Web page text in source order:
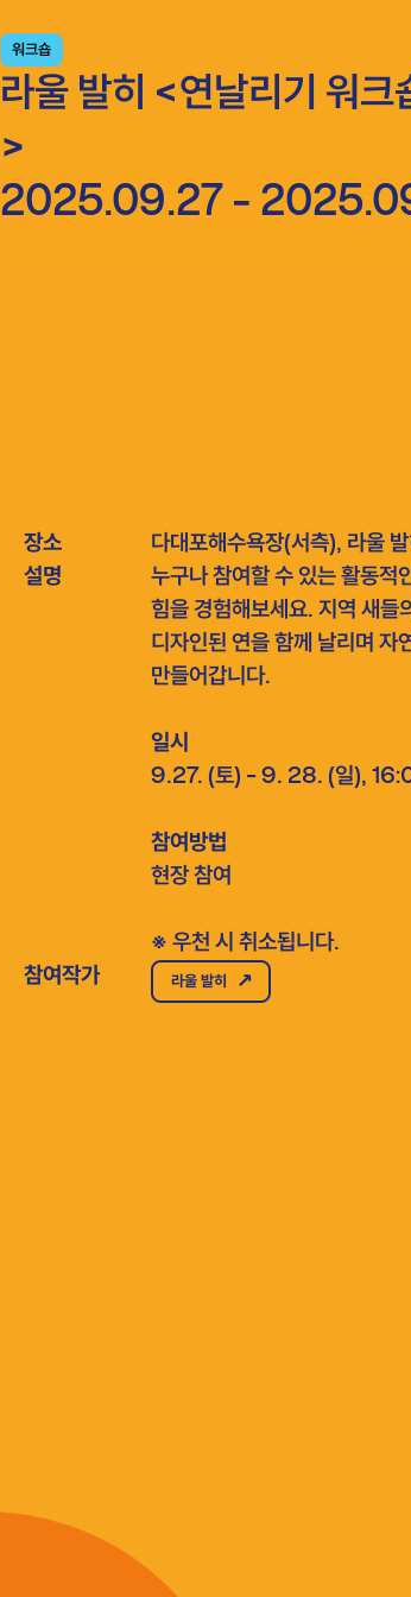
워크숍​​​​‌ ‍ ​‍​‍‌‍ ‌ ​‍‌‍‍‌‌‍‌ ‌‍‍‌‌‍ ‍​‍​‍​ ‍‍​‍​‍‌ ​ ‌‍​‌‌‍ ‍‌‍‍‌‌ ‌​‌ ‍‌​‍ ‍‌‍‍‌‌‍ ​‍​‍​‍ ​​‍​‍‌‍‍​‌ ​‍‌‍‌‌‌‍‌‍​‍​‍​ ‍‍​‍​‍‌‍‍​‌ ‌​‌ ‌​‌ ​​‌ ​ ​ ‍‍​‍ ​‍ ‌ ​ ‌‍​‌‌‍‌‍​ ​‍​ ​​​ ​‍​ ‌‌​‍ ‍‌ ​ ‌‍​‌‌‍ ‍‌‍‍‌‌ ‌​‌ ‍‌​‍ ‍‌ ​ ‌ ‌​‌ ‌‌‌‍‌​‌‍‍‌‌‍ ​‍ ‌‍‍‌‌‍ ‍‌ ‌​‌‍‌‌‌‍ ‍‌ ‌​​‍ ‌‍‌‌‌‍‌​‌‍‍‌‌ ‌​​‍ ‌‍ ‌‌‍ ‌‍‌​‌‍‌‌​ ‌‌ ​​‌ ​‍‌‍‌‌‌ ​ ‌‍‌‌‌‍ ‍‌ ‌​‌‍​‌‌ ‌​‌‍‍‌‌‍ ‌‍ ‍​ ‍ ‌‍‍‌‌‍‌​​ ‌​ ​‍​ ​ ​ ​‍​ ​‌‌‍‌‌​ ‌‌‌‍‌​​ ​‍​‍ ‌​ ‍​​ ‍‌‌‍‌​‌‍‌‌​‍ ‌​ ‌​‌‍‌​​ ‌‍‌‍​ ​‍ ‌​ ‍‌​ ‍​​ ​‌​ ​​​‍ ‌‌‍​‌‌‍​ ‌‍‌‍‌‍‌‌​ ‌‌​ ‌‌​ ‍​​ ‍‌‌‍‌‍‌‍​‌‌‍‌‍‌‍‌‍​ ‍ ‌ ‌​‌ ‍‌‌ ​​‌‍‌‌​ ‌‌ ​​‌ ​‍‌‍ ‌‍‌ ‌ ​‍‌‍​‌‌‍ ‌‌‌‌​‌‍​‌‌‍‌ ​ ‍ ‌ ​​‌‍​‌‌ ‌​‌‍‍​​ ‌‌‍ ‍‌‍​‌‌‍ ‌‌‍‌‌​ ‌‍​‍‌‍​‌‌ ​ ‌‍‌‌‌‌‌‌‌ ​‍‌‍ ​​ ‌‌‍‍​‌ ‌​‌ ‌​‌ ​​‌ ​ ​‍‌‌​ ​ ‌​​‌​‍‌‌​ ​‍‌​‌‍​‍‌‌​ ​‍‌​‌‍‌ ​ ‌‍​‌‌‍‌‍​ ​‍​ ​​​ ​‍​ ‌‌​‍ ‍‌ ​ ‌‍​‌‌‍ ‍‌‍‍‌‌ ‌​‌ ‍‌​‍ ‍‌ ​ ‌ ‌​‌ ‌‌‌‍‌​‌‍‍‌‌‍ ​‍‌‍‌‍‍‌‌‍‌​​ ‌​ ​‍​ ​ ​ ​‍​ ​‌‌‍‌‌​ ‌‌‌‍‌​​ ​‍​‍ ‌​ ‍​​ ‍‌‌‍‌​‌‍‌‌​‍ ‌​ ‌​‌‍‌​​ ‌‍‌‍​ ​‍ ‌​ ‍‌​ ‍​​ ​‌​ ​​​‍ ‌‌‍​‌‌‍​ ‌‍‌‍‌‍‌‌​ ‌‌​ ‌‌​ ‍​​ ‍‌‌‍‌‍‌‍​‌‌‍‌‍‌‍‌‍​‍‌‍‌ ‌​‌ ‍‌‌ ​​‌‍‌‌​ ‌‌ ​​‌ ​‍‌‍ ‌‍‌ ‌ ​‍‌‍​‌‌‍ ‌‌‌‌​‌‍​‌‌‍‌ ​‍‌‍‌ ​​‌‍​‌‌ ‌​‌‍‍​​ ‌‌‍ ‍‌‍​‌‌‍ ‌‌‍‌‌​‍‌‍‌ ​​‌‍‌‌‌ ​‍‌ ​ ‌ ​​‌‍‌‌‌‍​ ‌ ‌​‌‍‍‌‌ ‌‍‌‍‌‌​ ‌‌ ​​‌ ‌‌‌‍​‍‌‍ ​‌‍‍‌‌ ​ ‌‍‍​‌‍‌‌‌‍‌​​‍​‍‌ ‌
라울 발히 <연날리기 워크
>​​​​‌ ‍ ​‍​‍‌‍ ‌ ​‍‌‍‍‌‌‍‌ ‌‍‍‌‌‍ ‍​‍​‍​ ‍‍​‍​‍‌ ​ ‌‍​‌‌‍ ‍‌‍‍‌‌ ‌​‌ ‍‌​‍ ‍‌‍‍‌‌‍ ​‍​‍​‍ ​​‍​‍‌‍‍​‌ ​‍‌‍‌‌‌‍‌‍​‍​‍​ ‍‍​‍​‍‌‍‍​‌ ‌​‌ ‌​‌ ​​‌ ​ ​ ‍‍​‍ ​‍ ‌ ​ ‌‍​‌‌‍‌‍​ ​‍​ ​​​ ​‍​ ‌‌​‍ ‍‌ ​ ‌‍​‌‌‍ ‍‌‍‍‌‌ ‌​‌ ‍‌​‍ ‍‌ ​ ‌ ‌​‌ ‌‌‌‍‌​‌‍‍‌‌‍ ​‍ ‌‍‍‌‌‍ ‍‌ ‌​‌‍‌‌‌‍ ‍‌ ‌​​‍ ‌‍‌‌‌‍‌​‌‍‍‌‌ ‌​​‍ ‌‍ ‌‌‍ ‌‍‌​‌‍‌‌​ ‌‌ ​​‌ ​‍‌‍‌‌‌ ​ ‌‍‌‌‌‍ ‍‌ ‌​‌‍​‌‌ ‌​‌‍‍‌‌‍ ‌‍ ‍​ ‍ ‌‍‍‌‌‍‌​​ ‌​ ‌‌​ ‍​‌‍‌‍‌‍​ ​ ​​‌‍‌​​ ​ ​ ​​​‍ ‌‌‍‌​‌‍‌‍‌‍‌‌​ ​ ​‍ ‌​ ‌​​ ‍‌​ ‍​‌‍​‍​‍ ‌​ ‍‌​ ​​​ ‍‌‌‍​ ​‍ ‌​ ​‍‌‍‌​​ ​‍‌‍​‍​ ​ ‌‍‌‍​ ​​​ ‌​​ ​ ​ ​​​ ​​​ ‍​​ ‍ ‌ ‌​‌ ‍‌‌ ​​‌‍‌‌​ ‌‌ ​​‌ ​‍‌‍ ‌‍‌ ‌ ​‍‌‍​‌‌‍ ‌​ ‍ ‌ ​​‌‍​‌‌ ‌​‌‍‍​​ ‌‌‍ ‍‌‍​‌‌‍ ‌‌‍‌‌​ ‌‍​‍‌‍​‌‌ ​ ‌‍‌‌‌‌‌‌‌ ​‍‌‍ ​​ ‌‌‍‍​‌ ‌​‌ ‌​‌ ​​‌ ​ ​‍‌‌​ ​ ‌​​‌​‍‌‌​ ​‍‌​‌‍​‍‌‌​ ​‍‌​‌‍‌ ​ ‌‍​‌‌‍‌‍​ ​‍​ ​​​ ​‍​ ‌‌​‍ ‍‌ ​ ‌‍​‌‌‍ ‍‌‍‍‌‌ ‌​‌ ‍‌​‍ ‍‌ ​ ‌ ‌​‌ ‌‌‌‍‌​‌‍‍‌‌‍ ​‍‌‍‌‍‍‌‌‍‌​​ ‌​ ‌‌​ ‍​‌‍‌‍‌‍​ ​ ​​‌‍‌​​ ​ ​ ​​​‍ ‌‌‍‌​‌‍‌‍‌‍‌‌​ ​ ​‍ ‌​ ‌​​ ‍‌​ ‍​‌‍​‍​‍ ‌​ ‍‌​ ​​​ ‍‌‌‍​ ​‍ ‌​ ​‍‌‍‌​​ ​‍‌‍​‍​ ​ ‌‍‌‍​ ​​​ ‌​​ ​ ​ ​​​ ​​​ ‍​​‍‌‍‌ ‌​‌ ‍‌‌ ​​‌‍‌‌​ ‌‌ ​​‌ ​‍‌‍ ‌‍‌ ‌ ​‍‌‍​‌‌‍ ‌​‍‌‍‌ ​​‌‍​‌‌ ‌​‌‍‍​​ ‌‌‍ ‍‌‍​‌‌‍ ‌‌‍‌‌​‍‌‍‌ ​​‌‍‌‌‌ ​‍‌ ​ ‌ ​​‌‍‌‌‌‍​ ‌ ‌​‌‍‍‌‌ ‌‍‌‍‌‌​ ‌‌ ​​‌ ‌‌‌‍​‍‌‍ ​‌‍‍‌‌ ​ ‌‍‍​‌‍‌‌‌‍‌​​‍​‍‌ ‌
2025.09.27 -
장소
다대포해수욕장(서측), 라울 발히 <바람은 누구의 것인가?> 앞​​​​‌
설명
누구나 참여할 수 있는 활동적
힘을 경험해보세요. 지역 새들
디자인된 연을 함께 날리며 자
만들어갑니다.​​​​‌ ‍ ​‍​‍‌‍ ‌ ​‍‌‍‍‌‌‍‌ ‌‍‍‌‌‍ ‍​‍​‍​ ‍‍​‍​‍‌ ​ ‌‍​‌‌‍ ‍‌‍‍‌‌ ‌​‌ ‍‌​‍ ‍‌‍‍‌‌‍ ​‍​‍​‍ ​​‍​‍‌‍‍​‌ ​‍‌‍‌‌‌‍‌‍​‍​‍​ ‍‍​‍​‍‌‍‍​‌ ‌​‌ ‌​‌ ​​‌ ​ ​ ‍‍​‍ ​‍ ‌ ​ ‌‍​‌‌‍‌‍​ ​‍​ ​​​ ​‍​ ‌‌​‍ ‍‌ ​ ‌‍​‌‌‍ ‍‌‍‍‌‌ ‌​‌ ‍‌​‍ ‍‌ ​ ‌ ‌​‌ ‌‌‌‍‌​‌‍‍‌‌‍ ​‍ ‌‍‍‌‌‍ ‍‌ ‌​‌‍‌‌‌‍ ‍‌ ‌​​‍ ‌‍‌‌‌‍‌​‌‍‍‌‌ ‌​​‍ ‌‍ ‌‌‍ ‌‍‌​‌‍‌‌​ ‌‌ ​​‌ ​‍‌‍‌‌‌ ​ ‌‍‌‌‌‍ ‍‌ ‌​‌‍​‌‌ ‌​‌‍‍‌‌‍ ‌‍ ‍​ ‍ ‌‍‍‌‌‍‌​​ ‌​ ‌‌​ ‍​‌‍‌‍‌‍​ ​ ​​‌‍‌​​ ​ ​ ​​​‍ ‌‌‍‌​‌‍‌‍‌‍‌‌​ ​ ​‍ ‌​ ‌​​ ‍‌​ ‍​‌‍​‍​‍ ‌​ ‍‌​ ​​​ ‍‌‌‍​ ​‍ ‌​ ​‍‌‍‌​​ ​‍‌‍​‍​ ​ ‌‍‌‍​ ​​​ ‌​​ ​ ​ ​​​ ​​​ ‍​​ ‍ ‌ ‌​‌ ‍‌‌ ​​‌‍‌‌​ ‌‌ ​​‌ ​‍‌‍ ‌‍‌ ‌ ​‍‌‍​‌‌‍ ‌​ ‍ ‌ ​​‌‍​‌‌ ‌​‌‍‍​​ ‌‌‍‌​‌‍‌‌‌ ​ ‌‍​ ‌ ​‍‌‍‍‌‌ ​​‌ ‌​‌‍‍‌‌‍ ‌‍ ‍​‍‌‌​ ‌‌‌​​‍‌‌ ‌‍‍ ‌‍‌‌‌ ‍‌​‍‌‌​ ​ ‌​‌​​‍‌‌​ ​ ‌​‌​​‍‌‌​ ​‍​ ​‍‌‍‌‍‌‍‌‍​ ​‍‌‍‌​​ ‌ ​ ​​​ ‍​​ ‌​​ ‌ ​ ‌​​ ‌ ‌‍‌‌​‍‌‌​ ​‍​ ​‍​‍‌‌​ ‌‌‌​‌​​‍ ‍‌‍​ ‌‍‍​‌‍‍‌‌‍ ​‌‍‌​‌ ​‍‌‍‌‌‌‍ ‍​‍‌‌​ ‌‌‌​​‍‌‌ ‌‍‍ ‌‍‌‌‌ ‍‌​‍‌‌​ ​ ‌​‌​​‍‌‌​ ​ ‌​‌​​‍‌‌​ ​‍​ ​‍​ ‍‌‌‍‌‍​ ‌ ‌‍‌​‌‍‌‍​ ​‌​ ​‌​ ‌​​ ‌‍‌‍​‌‌‍​‌​ ‌ ​‍‌‌​ ​‍​ ​‍​‍‌‌​ ‌‌‌​‌​​‍ ‍‌ ‌​‌‍‌‌‌ ‍​‌ ‌​​ ‌‍​‍‌‍​‌‌ ​ ‌‍‌‌‌‌‌‌‌ ​‍‌‍ ​​ ‌‌‍‍​‌ ‌​‌ ‌​‌ ​​‌ ​ ​‍‌‌​ ​ ‌​​‌​‍‌‌​ ​‍‌​‌‍​‍‌‌​ ​‍‌​‌‍‌ ​ ‌‍​‌‌‍‌‍​ ​‍​ ​​​ ​‍​ ‌‌​‍ ‍‌ ​ ‌‍​‌‌‍ ‍‌‍‍‌‌ ‌​‌ ‍‌​‍ ‍‌ ​ ‌ ‌​‌ ‌‌‌‍‌​‌‍‍‌‌‍ ​‍‌‍‌‍‍‌‌‍‌​​ ‌​ ‌‌​ ‍​‌‍‌‍‌‍​ ​ ​​‌‍‌​​ ​ ​ ​​​‍ ‌‌‍‌​‌‍‌‍‌‍‌‌​ ​ ​‍ ‌​ ‌​​ ‍‌​ ‍​‌‍​‍​‍ ‌​ ‍‌​ ​​​ ‍‌‌‍​ ​‍ ‌​ ​‍‌‍‌​​ ​‍‌‍​‍​ ​ ‌‍‌‍​ ​​​ ‌​​ ​ ​ ​​​ ​​​ ‍​​‍‌‍‌ ‌​‌ ‍‌‌ ​​‌‍‌‌​ ‌‌ ​​‌ ​‍‌‍ ‌‍‌ ‌ ​‍‌‍​‌‌‍ ‌​‍‌‍‌ ​​‌‍​‌‌ ‌​‌‍‍​​ ‌‌‍‌​‌‍‌‌‌ ​ ‌‍​ ‌ ​‍‌‍‍‌‌ ​​‌ ‌​‌‍‍‌‌‍ ‌‍ ‍​‍‌‌​ ‌‌‌​​‍‌‌ ‌‍‍ ‌‍‌‌‌ ‍‌​‍‌‌​ ​ ‌​‌​​‍‌‌​ ​ ‌​‌​​‍‌‌​ ​‍​ ​‍‌‍‌‍‌‍‌‍​ ​‍‌‍‌​​ ‌ ​ ​​​ ‍​​ ‌​​ ‌ ​ ‌​​ ‌ ‌‍‌‌​‍‌‌​ ​‍​ ​‍​‍‌‌​ ‌‌‌​‌​​‍ ‍‌‍​ ‌‍‍​‌‍‍‌‌‍ ​‌‍‌​‌ ​‍‌‍‌‌‌‍ ‍​‍‌‌​ ‌‌‌​​‍‌‌ ‌‍‍ ‌‍‌‌‌ ‍‌​‍‌‌​ ​ ‌​‌​​‍‌‌​ ​ ‌​‌​​‍‌‌​ ​‍​ ​‍​ ‍‌‌‍‌‍​ ‌ ‌‍‌​‌‍‌‍​ ​‌​ ​‌​ ‌​​ ‌‍‌‍​‌‌‍​‌​ ‌ ​‍‌‌​ ​‍​ ​‍​‍‌‌​ ‌‌‌​‌​​‍ ‍‌ ‌​‌‍‌‌‌ ‍​‌ ‌​​‍‌‍‌ ​​‌‍‌‌‌ ​‍‌ ​ ‌ ​​‌‍‌‌‌‍​ ‌ ‌​‌‍‍‌‌ ‌‍‌‍‌‌​ ‌‌ ​​‌ ‌‌‌‍​‍‌‍ ​‌‍‍‌‌ ​ ‌‍‍​‌‍‌‌‌‍‌​​‍​‍‌ ‌
일시​​​​‌ ‍ ​‍​‍‌‍ ‌ ​‍‌‍‍‌‌‍‌ ‌‍‍‌‌‍ ‍​‍​‍​ ‍‍​‍​‍‌ ​ ‌‍​‌‌‍ ‍‌‍‍‌‌ ‌​‌ ‍‌​‍ ‍‌‍‍‌‌‍ ​‍​‍​‍ ​​‍​‍‌‍‍​‌ ​‍‌‍‌‌‌‍‌‍​‍​‍​ ‍‍​‍​‍‌‍‍​‌ ‌​‌ ‌​‌ ​​‌ ​ ​ ‍‍​‍ ​‍ ‌ ​ ‌‍​‌‌‍‌‍​ ​‍​ ​​​ ​‍​ ‌‌​‍ ‍‌ ​ ‌‍​‌‌‍ ‍‌‍‍‌‌ ‌​‌ ‍‌​‍ ‍‌ ​ ‌ ‌​‌ ‌‌‌‍‌​‌‍‍‌‌‍ ​‍ ‌‍‍‌‌‍ ‍‌ ‌​‌‍‌‌‌‍ ‍‌ ‌​​‍ ‌‍‌‌‌‍‌​‌‍‍‌‌ ‌​​‍ ‌‍ ‌‌‍ ‌‍‌​‌‍‌‌​ ‌‌ ​​‌ ​‍‌‍‌‌‌ ​ ‌‍‌‌‌‍ ‍‌ ‌​‌‍​‌‌ ‌​‌‍‍‌‌‍ ‌‍ ‍​ ‍ ‌‍‍‌‌‍‌​​ ‌​ ‌‌​ ‍​‌‍‌‍‌‍​ ​ ​​‌‍‌​​ ​ ​ ​​​‍ ‌‌‍‌​‌‍‌‍‌‍‌‌​ ​ ​‍ ‌​ ‌​​ ‍‌​ ‍​‌‍​‍​‍ ‌​ ‍‌​ ​​​ ‍‌‌‍​ ​‍ ‌​ ​‍‌‍‌​​ ​‍‌‍​‍​ ​ ‌‍‌‍​ ​​​ ‌​​ ​ ​ ​​​ ​​​ ‍​​ ‍ ‌ ‌​‌ ‍‌‌ ​​‌‍‌‌​ ‌‌ ​​‌ ​‍‌‍ ‌‍‌ ‌ ​‍‌‍​‌‌‍ ‌​ ‍ ‌ ​​‌‍​‌‌ ‌​‌‍‍​​ ‌‌‍‌​‌‍‌‌‌ ​ ‌‍​ ‌ ​‍‌‍‍‌‌ ​​‌ ‌​‌‍‍‌‌‍ ‌‍ ‍​‍‌‌​ ‌‌‌​​‍‌‌ ‌‍‍ ‌‍‌‌‌ ‍‌​‍‌‌​ ​ ‌​‌​​‍‌‌​ ​ ‌​‌​​‍‌‌​ ​‍​ ​‍​ ‍​​ ​‍​ ​​​ ‌‌​ ‌​​ ‍​​ ​ ‌‍​ ‌‍‌​‌‍​ ​ ​​​ ‍‌​‍‌‌​ ​‍​ ​‍​‍‌‌​ ‌‌‌​‌​​‍ ‍‌‍​ ‌‍‍​‌‍‍‌‌‍ ​‌‍‌​‌ ​‍‌‍‌‌‌‍ ‍​‍‌‌​ ‌‌‌​​‍‌‌ ‌‍‍ ‌‍‌‌‌ ‍‌​‍‌‌​ ​ ‌​‌​​‍‌‌​ ​ ‌​‌​​‍‌‌​ ​‍​ ​‍​ ‌ ​ ‍‌​ ‍‌‌‍​‍‌‍​ ‌‍‌​​ ‌‍​ ​ ​ ​‍​ ‌‌‌‍​‍‌‍‌‍​‍‌‌​ ​‍​ ​‍​‍‌‌​ ‌‌‌​‌​​‍ ‍‌ ‌​‌‍‌‌‌ ‍​‌ ‌​​ ‌‍​‍‌‍​‌‌ ​ ‌‍‌‌‌‌‌‌‌ ​‍‌‍ ​​ ‌‌‍‍​‌ ‌​‌ ‌​‌ ​​‌ ​ ​‍‌‌​ ​ ‌​​‌​‍‌‌​ ​‍‌​‌‍​‍‌‌​ ​‍‌​‌‍‌ ​ ‌‍​‌‌‍‌‍​ ​‍​ ​​​ ​‍​ ‌‌​‍ ‍‌ ​ ‌‍​‌‌‍ ‍‌‍‍‌‌ ‌​‌ ‍‌​‍ ‍‌ ​ ‌ ‌​‌ ‌‌‌‍‌​‌‍‍‌‌‍ ​‍‌‍‌‍‍‌‌‍‌​​ ‌​ ‌‌​ ‍​‌‍‌‍‌‍​ ​ ​​‌‍‌​​ ​ ​ ​​​‍ ‌‌‍‌​‌‍‌‍‌‍‌‌​ ​ ​‍ ‌​ ‌​​ ‍‌​ ‍​‌‍​‍​‍ ‌​ ‍‌​ ​​​ ‍‌‌‍​ ​‍ ‌​ ​‍‌‍‌​​ ​‍‌‍​‍​ ​ ‌‍‌‍​ ​​​ ‌​​ ​ ​ ​​​ ​​​ ‍​​‍‌‍‌ ‌​‌ ‍‌‌ ​​‌‍‌‌​ ‌‌ ​​‌ ​‍‌‍ ‌‍‌ ‌ ​‍‌‍​‌‌‍ ‌​‍‌‍‌ ​​‌‍​‌‌ ‌​‌‍‍​​ ‌‌‍‌​‌‍‌‌‌ ​ ‌‍​ ‌ ​‍‌‍‍‌‌ ​​‌ ‌​‌‍‍‌‌‍ ‌‍ ‍​‍‌‌​ ‌‌‌​​‍‌‌ ‌‍‍ ‌‍‌‌‌ ‍‌​‍‌‌​ ​ ‌​‌​​‍‌‌​ ​ ‌​‌​​‍‌‌​ ​‍​ ​‍​ ‍​​ ​‍​ ​​​ ‌‌​ ‌​​ ‍​​ ​ ‌‍​ ‌‍‌​‌‍​ ​ ​​​ ‍‌​‍‌‌​ ​‍​ ​‍​‍‌‌​ ‌‌‌​‌​​‍ ‍‌‍​ ‌‍‍​‌‍‍‌‌‍ ​‌‍‌​‌ ​‍‌‍‌‌‌‍ ‍​‍‌‌​ ‌‌‌​​‍‌‌ ‌‍‍ ‌‍‌‌‌ ‍‌​‍‌‌​ ​ ‌​‌​​‍‌‌​ ​ ‌​‌​​‍‌‌​ ​‍​ ​‍​ ‌ ​ ‍‌​ ‍‌‌‍​‍‌‍​ ‌‍‌​​ ‌‍​ ​ ​ ​‍​ ‌‌‌‍​‍‌‍‌‍​‍‌‌​ ​‍​ ​‍​‍‌‌​ ‌‌‌​‌​​‍ ‍‌ ‌​‌‍‌‌‌ ‍​‌ ‌​​‍‌‍‌ ​​‌‍‌‌‌ ​‍‌ ​ ‌ ​​‌‍‌‌‌‍​ ‌ ‌​‌‍‍‌‌ ‌‍‌‍‌‌​ ‌‌ ​​‌ ‌‌‌‍​‍‌‍ ​‌‍‍‌‌ ​ ‌‍‍​‌‍‌‌‌‍‌​​‍​‍‌ ‌
9.27. (토) - 9. 28. (일), 16:00 – 18:00​​​​‌
참여방법​​​​‌ ‍ ​‍​‍‌‍ ‌ ​‍‌‍‍‌‌‍‌ ‌‍‍‌‌‍ ‍​‍​‍​ ‍‍​‍​‍‌ ​ ‌‍​‌‌‍ ‍‌‍‍‌‌ ‌​‌ ‍‌​‍ ‍‌‍‍‌‌‍ ​‍​‍​‍ ​​‍​‍‌‍‍​‌ ​‍‌‍‌‌‌‍‌‍​‍​‍​ ‍‍​‍​‍‌‍‍​‌ ‌​‌ ‌​‌ ​​‌ ​ ​ ‍‍​‍ ​‍ ‌ ​ ‌‍​‌‌‍‌‍​ ​‍​ ​​​ ​‍​ ‌‌​‍ ‍‌ ​ ‌‍​‌‌‍ ‍‌‍‍‌‌ ‌​‌ ‍‌​‍ ‍‌ ​ ‌ ‌​‌ ‌‌‌‍‌​‌‍‍‌‌‍ ​‍ ‌‍‍‌‌‍ ‍‌ ‌​‌‍‌‌‌‍ ‍‌ ‌​​‍ ‌‍‌‌‌‍‌​‌‍‍‌‌ ‌​​‍ ‌‍ ‌‌‍ ‌‍‌​‌‍‌‌​ ‌‌ ​​‌ ​‍‌‍‌‌‌ ​ ‌‍‌‌‌‍ ‍‌ ‌​‌‍​‌‌ ‌​‌‍‍‌‌‍ ‌‍ ‍​ ‍ ‌‍‍‌‌‍‌​​ ‌​ ‌‌​ ‍​‌‍‌‍‌‍​ ​ ​​‌‍‌​​ ​ ​ ​​​‍ ‌‌‍‌​‌‍‌‍‌‍‌‌​ ​ ​‍ ‌​ ‌​​ ‍‌​ ‍​‌‍​‍​‍ ‌​ ‍‌​ ​​​ ‍‌‌‍​ ​‍ ‌​ ​‍‌‍‌​​ ​‍‌‍​‍​ ​ ‌‍‌‍​ ​​​ ‌​​ ​ ​ ​​​ ​​​ ‍​​ ‍ ‌ ‌​‌ ‍‌‌ ​​‌‍‌‌​ ‌‌ ​​‌ ​‍‌‍ ‌‍‌ ‌ ​‍‌‍​‌‌‍ ‌​ ‍ ‌ ​​‌‍​‌‌ ‌​‌‍‍​​ ‌‌‍‌​‌‍‌‌‌ ​ ‌‍​ ‌ ​‍‌‍‍‌‌ ​​‌ ‌​‌‍‍‌‌‍ ‌‍ ‍​‍‌‌​ ‌‌‌​​‍‌‌ ‌‍‍ ‌‍‌‌‌ ‍‌​‍‌‌​ ​ ‌​‌​​‍‌‌​ ​ ‌​‌​​‍‌‌​ ​‍​ ​‍​ ‍​‌‍​‍​ ‍‌‌‍‌‌​ ‌‍‌‍‌‌‌‍‌​​ ‍‌​ ‌​‌‍‌‌​ ​ ​ ​‍​‍‌‌​ ​‍​ ​‍​‍‌‌​ ‌‌‌​‌​​‍ ‍‌‍​ ‌‍‍​‌‍‍‌‌‍ ​‌‍‌​‌ ​‍‌‍‌‌‌‍ ‍​‍‌‌​ ‌‌‌​​‍‌‌ ‌‍‍ ‌‍‌‌‌ ‍‌​‍‌‌​ ​ ‌​‌​​‍‌‌​ ​ ‌​‌​​‍‌‌​ ​‍​ ​‍​ ‌‍‌‍‌​​ ​‍​ ‌‍​ ‌ ​ ‌​​ ‌‍‌‍‌​‌‍​‌​ ‍‌​ ‍‌‌‍​‍​‍‌‌​ ​‍​ ​‍​‍‌‌​ ‌‌‌​‌​​‍ ‍‌ ‌​‌‍‌‌‌ ‍​‌ ‌​​ ‌‍​‍‌‍​‌‌ ​ ‌‍‌‌‌‌‌‌‌ ​‍‌‍ ​​ ‌‌‍‍​‌ ‌​‌ ‌​‌ ​​‌ ​ ​‍‌‌​ ​ ‌​​‌​‍‌‌​ ​‍‌​‌‍​‍‌‌​ ​‍‌​‌‍‌ ​ ‌‍​‌‌‍‌‍​ ​‍​ ​​​ ​‍​ ‌‌​‍ ‍‌ ​ ‌‍​‌‌‍ ‍‌‍‍‌‌ ‌​‌ ‍‌​‍ ‍‌ ​ ‌ ‌​‌ ‌‌‌‍‌​‌‍‍‌‌‍ ​‍‌‍‌‍‍‌‌‍‌​​ ‌​ ‌‌​ ‍​‌‍‌‍‌‍​ ​ ​​‌‍‌​​ ​ ​ ​​​‍ ‌‌‍‌​‌‍‌‍‌‍‌‌​ ​ ​‍ ‌​ ‌​​ ‍‌​ ‍​‌‍​‍​‍ ‌​ ‍‌​ ​​​ ‍‌‌‍​ ​‍ ‌​ ​‍‌‍‌​​ ​‍‌‍​‍​ ​ ‌‍‌‍​ ​​​ ‌​​ ​ ​ ​​​ ​​​ ‍​​‍‌‍‌ ‌​‌ ‍‌‌ ​​‌‍‌‌​ ‌‌ ​​‌ ​‍‌‍ ‌‍‌ ‌ ​‍‌‍​‌‌‍ ‌​‍‌‍‌ ​​‌‍​‌‌ ‌​‌‍‍​​ ‌‌‍‌​‌‍‌‌‌ ​ ‌‍​ ‌ ​‍‌‍‍‌‌ ​​‌ ‌​‌‍‍‌‌‍ ‌‍ ‍​‍‌‌​ ‌‌‌​​‍‌‌ ‌‍‍ ‌‍‌‌‌ ‍‌​‍‌‌​ ​ ‌​‌​​‍‌‌​ ​ ‌​‌​​‍‌‌​ ​‍​ ​‍​ ‍​‌‍​‍​ ‍‌‌‍‌‌​ ‌‍‌‍‌‌‌‍‌​​ ‍‌​ ‌​‌‍‌‌​ ​ ​ ​‍​‍‌‌​ ​‍​ ​‍​‍‌‌​ ‌‌‌​‌​​‍ ‍‌‍​ ‌‍‍​‌‍‍‌‌‍ ​‌‍‌​‌ ​‍‌‍‌‌‌‍ ‍​‍‌‌​ ‌‌‌​​‍‌‌ ‌‍‍ ‌‍‌‌‌ ‍‌​‍‌‌​ ​ ‌​‌​​‍‌‌​ ​ ‌​‌​​‍‌‌​ ​‍​ ​‍​ ‌‍‌‍‌​​ ​‍​ ‌‍​ ‌ ​ ‌​​ ‌‍‌‍‌​‌‍​‌​ ‍‌​ ‍‌‌‍​‍​‍‌‌​ ​‍​ ​‍​‍‌‌​ ‌‌‌​‌​​‍ ‍‌ ‌​‌‍‌‌‌ ‍​‌ ‌​​‍‌‍‌ ​​‌‍‌‌‌ ​‍‌ ​ ‌ ​​‌‍‌‌‌‍​ ‌ ‌​‌‍‍‌‌ ‌‍‌‍‌‌​ ‌‌ ​​‌ ‌‌‌‍​‍‌‍ ​‌‍‍‌‌ ​ ‌‍‍​‌‍‌‌‌‍‌​​‍​‍‌ ‌
현장 참여​​​​‌ ‍ ​‍​‍‌‍ ‌ ​‍‌‍‍‌‌‍‌ ‌‍‍‌‌‍ ‍​‍​‍​ ‍‍​‍​‍‌ ​ ‌‍​‌‌‍ ‍‌‍‍‌‌ ‌​‌ ‍‌​‍ ‍‌‍‍‌‌‍ ​‍​‍​‍ ​​‍​‍‌‍‍​‌ ​‍‌‍‌‌‌‍‌‍​‍​‍​ ‍‍​‍​‍‌‍‍​‌ ‌​‌ ‌​‌ ​​‌ ​ ​ ‍‍​‍ ​‍ ‌ ​ ‌‍​‌‌‍‌‍​ ​‍​ ​​​ ​‍​ ‌‌​‍ ‍‌ ​ ‌‍​‌‌‍ ‍‌‍‍‌‌ ‌​‌ ‍‌​‍ ‍‌ ​ ‌ ‌​‌ ‌‌‌‍‌​‌‍‍‌‌‍ ​‍ ‌‍‍‌‌‍ ‍‌ ‌​‌‍‌‌‌‍ ‍‌ ‌​​‍ ‌‍‌‌‌‍‌​‌‍‍‌‌ ‌​​‍ ‌‍ ‌‌‍ ‌‍‌​‌‍‌‌​ ‌‌ ​​‌ ​‍‌‍‌‌‌ ​ ‌‍‌‌‌‍ ‍‌ ‌​‌‍​‌‌ ‌​‌‍‍‌‌‍ ‌‍ ‍​ ‍ ‌‍‍‌‌‍‌​​ ‌​ ‌‌​ ‍​‌‍‌‍‌‍​ ​ ​​‌‍‌​​ ​ ​ ​​​‍ ‌‌‍‌​‌‍‌‍‌‍‌‌​ ​ ​‍ ‌​ ‌​​ ‍‌​ ‍​‌‍​‍​‍ ‌​ ‍‌​ ​​​ ‍‌‌‍​ ​‍ ‌​ ​‍‌‍‌​​ ​‍‌‍​‍​ ​ ‌‍‌‍​ ​​​ ‌​​ ​ ​ ​​​ ​​​ ‍​​ ‍ ‌ ‌​‌ ‍‌‌ ​​‌‍‌‌​ ‌‌ ​​‌ ​‍‌‍ ‌‍‌ ‌ ​‍‌‍​‌‌‍ ‌​ ‍ ‌ ​​‌‍​‌‌ ‌​‌‍‍​​ ‌‌‍‌​‌‍‌‌‌ ​ ‌‍​ ‌ ​‍‌‍‍‌‌ ​​‌ ‌​‌‍‍‌‌‍ ‌‍ ‍​‍‌‌​ ‌‌‌​​‍‌‌ ‌‍‍ ‌‍‌‌‌ ‍‌​‍‌‌​ ​ ‌​‌​​‍‌‌​ ​ ‌​‌​​‍‌‌​ ​‍​ ​‍​ ‍‌​ ‌​‌‍‌‌​ ‌‌‌‍‌‍‌‍​‍‌‍‌‌‌‍​‍‌‍‌‍​ ​‍​ ​‌‌‍​‍​‍‌‌​ ​‍​ ​‍​‍‌‌​ ‌‌‌​‌​​‍ ‍‌‍​ ‌‍‍​‌‍‍‌‌‍ ​‌‍‌​‌ ​‍‌‍‌‌‌‍ ‍​‍‌‌​ ‌‌‌​​‍‌‌ ‌‍‍ ‌‍‌‌‌ ‍‌​‍‌‌​ ​ ‌​‌​​‍‌‌​ ​ ‌​‌​​‍‌‌​ ​‍​ ​‍​ ‍​​ ‌​‌‍‌​‌‍​ ​ ‍‌​ ‌‌​ ‌‌​ ​​​ ‌ ​ ​​‌‍‌​​ ‌​​‍‌‌​ ​‍​ ​‍​‍‌‌​ ‌‌‌​‌​​‍ ‍‌ ‌​‌‍‌‌‌ ‍​‌ ‌​​ ‌‍​‍‌‍​‌‌ ​ ‌‍‌‌‌‌‌‌‌ ​‍‌‍ ​​ ‌‌‍‍​‌ ‌​‌ ‌​‌ ​​‌ ​ ​‍‌‌​ ​ ‌​​‌​‍‌‌​ ​‍‌​‌‍​‍‌‌​ ​‍‌​‌‍‌ ​ ‌‍​‌‌‍‌‍​ ​‍​ ​​​ ​‍​ ‌‌​‍ ‍‌ ​ ‌‍​‌‌‍ ‍‌‍‍‌‌ ‌​‌ ‍‌​‍ ‍‌ ​ ‌ ‌​‌ ‌‌‌‍‌​‌‍‍‌‌‍ ​‍‌‍‌‍‍‌‌‍‌​​ ‌​ ‌‌​ ‍​‌‍‌‍‌‍​ ​ ​​‌‍‌​​ ​ ​ ​​​‍ ‌‌‍‌​‌‍‌‍‌‍‌‌​ ​ ​‍ ‌​ ‌​​ ‍‌​ ‍​‌‍​‍​‍ ‌​ ‍‌​ ​​​ ‍‌‌‍​ ​‍ ‌​ ​‍‌‍‌​​ ​‍‌‍​‍​ ​ ‌‍‌‍​ ​​​ ‌​​ ​ ​ ​​​ ​​​ ‍​​‍‌‍‌ ‌​‌ ‍‌‌ ​​‌‍‌‌​ ‌‌ ​​‌ ​‍‌‍ ‌‍‌ ‌ ​‍‌‍​‌‌‍ ‌​‍‌‍‌ ​​‌‍​‌‌ ‌​‌‍‍​​ ‌‌‍‌​‌‍‌‌‌ ​ ‌‍​ ‌ ​‍‌‍‍‌‌ ​​‌ ‌​‌‍‍‌‌‍ ‌‍ ‍​‍‌‌​ ‌‌‌​​‍‌‌ ‌‍‍ ‌‍‌‌‌ ‍‌​‍‌‌​ ​ ‌​‌​​‍‌‌​ ​ ‌​‌​​‍‌‌​ ​‍​ ​‍​ ‍‌​ ‌​‌‍‌‌​ ‌‌‌‍‌‍‌‍​‍‌‍‌‌‌‍​‍‌‍‌‍​ ​‍​ ​‌‌‍​‍​‍‌‌​ ​‍​ ​‍​‍‌‌​ ‌‌‌​‌​​‍ ‍‌‍​ ‌‍‍​‌‍‍‌‌‍ ​‌‍‌​‌ ​‍‌‍‌‌‌‍ ‍​‍‌‌​ ‌‌‌​​‍‌‌ ‌‍‍ ‌‍‌‌‌ ‍‌​‍‌‌​ ​ ‌​‌​​‍‌‌​ ​ ‌​‌​​‍‌‌​ ​‍​ ​‍​ ‍​​ ‌​‌‍‌​‌‍​ ​ ‍‌​ ‌‌​ ‌‌​ ​​​ ‌ ​ ​​‌‍‌​​ ‌​​‍‌‌​ ​‍​ ​‍​‍‌‌​ ‌‌‌​‌​​‍ ‍‌ ‌​‌‍‌‌‌ ‍​‌ ‌​​‍‌‍‌ ​​‌‍‌‌‌ ​‍‌ ​ ‌ ​​‌‍‌‌‌‍​ ‌ ‌​‌‍‍‌‌ ‌‍‌‍‌‌​ ‌‌ ​​‌ ‌‌‌‍​‍‌‍ ​‌‍‍‌‌ ​ ‌‍‍​‌‍‌‌‌‍‌​​‍​‍‌ ‌
※ 우천 시 취소됩니다.​​​​‌ ‍ ​‍​‍‌‍ ‌ ​‍‌‍‍‌‌‍‌ ‌‍‍‌‌‍ ‍​‍​‍​ ‍‍​‍​‍‌ ​ ‌‍​‌‌‍ ‍‌‍‍‌‌ ‌​‌ ‍‌​‍ ‍‌‍‍‌‌‍ ​‍​‍​‍ ​​‍​‍‌‍‍​‌ ​‍‌‍‌‌‌‍‌‍​‍​‍​ ‍‍​‍​‍‌‍‍​‌ ‌​‌ ‌​‌ ​​‌ ​ ​ ‍‍​‍ ​‍ ‌ ​ ‌‍​‌‌‍‌‍​ ​‍​ ​​​ ​‍​ ‌‌​‍ ‍‌ ​ ‌‍​‌‌‍ ‍‌‍‍‌‌ ‌​‌ ‍‌​‍ ‍‌ ​ ‌ ‌​‌ ‌‌‌‍‌​‌‍‍‌‌‍ ​‍ ‌‍‍‌‌‍ ‍‌ ‌​‌‍‌‌‌‍ ‍‌ ‌​​‍ ‌‍‌‌‌‍‌​‌‍‍‌‌ ‌​​‍ ‌‍ ‌‌‍ ‌‍‌​‌‍‌‌​ ‌‌ ​​‌ ​‍‌‍‌‌‌ ​ ‌‍‌‌‌‍ ‍‌ ‌​‌‍​‌‌ ‌​‌‍‍‌‌‍ ‌‍ ‍​ ‍ ‌‍‍‌‌‍‌​​ ‌​ ‌‌​ ‍​‌‍‌‍‌‍​ ​ ​​‌‍‌​​ ​ ​ ​​​‍ ‌‌‍‌​‌‍‌‍‌‍‌‌​ ​ ​‍ ‌​ ‌​​ ‍‌​ ‍​‌‍​‍​‍ ‌​ ‍‌​ ​​​ ‍‌‌‍​ ​‍ ‌​ ​‍‌‍‌​​ ​‍‌‍​‍​ ​ ‌‍‌‍​ ​​​ ‌​​ ​ ​ ​​​ ​​​ ‍​​ ‍ ‌ ‌​‌ ‍‌‌ ​​‌‍‌‌​ ‌‌ ​​‌ ​‍‌‍ ‌‍‌ ‌ ​‍‌‍​‌‌‍ ‌​ ‍ ‌ ​​‌‍​‌‌ ‌​‌‍‍​​ ‌‌‍‌​‌‍‌‌‌ ​ ‌‍​ ‌ ​‍‌‍‍‌‌ ​​‌ ‌​‌‍‍‌‌‍ ‌‍ ‍​‍‌‌​ ‌‌‌​​‍‌‌ ‌‍‍ ‌‍‌‌‌ ‍‌​‍‌‌​ ​ ‌​‌​​‍‌‌​ ​ ‌​‌​​‍‌‌​ ​‍​ ​‍‌‍‌​‌‍​ ‌‍​‍​ ‍​​ ‌​‌‍‌‍​ ​‌‌‍​ ​ ‌ ‌‍​‍‌‍‌‍​ ​​​‍‌‌​ ​‍​ ​‍​‍‌‌​ ‌‌‌​‌​​‍ ‍‌‍​ ‌‍‍​‌‍‍‌‌‍ ​‌‍‌​‌ ​‍‌‍‌‌‌‍ ‍​‍‌‌​ ‌‌‌​​‍‌‌ ‌‍‍ ‌‍‌‌‌ ‍‌​‍‌‌​ ​ ‌​‌​​‍‌‌​ ​ ‌​‌​​‍‌‌​ ​‍​ ​‍‌‍​‌‌‍​‌‌‍​‍​ ‌‌​ ‌‍‌‍​ ‌‍‌‌​ ​ ​ ​​​ ​‍‌‍​‌‌‍​ ​‍‌‌​ ​‍​ ​‍​‍‌‌​ ‌‌‌​‌​​‍ ‍‌ ‌​‌‍‌‌‌ ‍​‌ ‌​​ ‌‍​‍‌‍​‌‌ ​ ‌‍‌‌‌‌‌‌‌ ​‍‌‍ ​​ ‌‌‍‍​‌ ‌​‌ ‌​‌ ​​‌ ​ ​‍‌‌​ ​ ‌​​‌​‍‌‌​ ​‍‌​‌‍​‍‌‌​ ​‍‌​‌‍‌ ​ ‌‍​‌‌‍‌‍​ ​‍​ ​​​ ​‍​ ‌‌​‍ ‍‌ ​ ‌‍​‌‌‍ ‍‌‍‍‌‌ ‌​‌ ‍‌​‍ ‍‌ ​ ‌ ‌​‌ ‌‌‌‍‌​‌‍‍‌‌‍ ​‍‌‍‌‍‍‌‌‍‌​​ ‌​ ‌‌​ ‍​‌‍‌‍‌‍​ ​ ​​‌‍‌​​ ​ ​ ​​​‍ ‌‌‍‌​‌‍‌‍‌‍‌‌​ ​ ​‍ ‌​ ‌​​ ‍‌​ ‍​‌‍​‍​‍ ‌​ ‍‌​ ​​​ ‍‌‌‍​ ​‍ ‌​ ​‍‌‍‌​​ ​‍‌‍​‍​ ​ ‌‍‌‍​ ​​​ ‌​​ ​ ​ ​​​ ​​​ ‍​​‍‌‍‌ ‌​‌ ‍‌‌ ​​‌‍‌‌​ ‌‌ ​​‌ ​‍‌‍ ‌‍‌ ‌ ​‍‌‍​‌‌‍ ‌​‍‌‍‌ ​​‌‍​‌‌ ‌​‌‍‍​​ ‌‌‍‌​‌‍‌‌‌ ​ ‌‍​ ‌ ​‍‌‍‍‌‌ ​​‌ ‌​‌‍‍‌‌‍ ‌‍ ‍​‍‌‌​ ‌‌‌​​‍‌‌ ‌‍‍ ‌‍‌‌‌ ‍‌​‍‌‌​ ​ ‌​‌​​‍‌‌​ ​ ‌​‌​​‍‌‌​ ​‍​ ​‍‌‍‌​‌‍​ ‌‍​‍​ ‍​​ ‌​‌‍‌‍​ ​‌‌‍​ ​ ‌ ‌‍​‍‌‍‌‍​ ​​​‍‌‌​ ​‍​ ​‍​‍‌‌​ ‌‌‌​‌​​‍ ‍‌‍​ ‌‍‍​‌‍‍‌‌‍ ​‌‍‌​‌ ​‍‌‍‌‌‌‍ ‍​‍‌‌​ ‌‌‌​​‍‌‌ ‌‍‍ ‌‍‌‌‌ ‍‌​‍‌‌​ ​ ‌​‌​​‍‌‌​ ​ ‌​‌​​‍‌‌​ ​‍​ ​‍‌‍​‌‌‍​‌‌‍​‍​ ‌‌​ ‌‍‌‍​ ‌‍‌‌​ ​ ​ ​​​ ​‍‌‍​‌‌‍​ ​‍‌‌​ ​‍​ ​‍​‍‌‌​ ‌‌‌​‌​​‍ ‍‌ ‌​‌‍‌‌‌ ‍​‌ ‌​​‍‌‍‌ ​​‌‍‌‌‌ ​‍‌ ​ ‌ ​​‌‍‌‌‌‍​ ‌ ‌​‌‍‍‌‌ ‌‍‌‍‌‌​ ‌‌ ​​‌ ‌‌‌‍​‍‌‍ ​‌‍‍‌‌ ​ ‌‍‍​‌‍‌‌‌‍‌​​‍​‍‌ ‌
참여작가
라울 발히​​​​‌ ‍ ​‍​‍‌‍ ‌ ​‍‌‍‍‌‌‍‌ ‌‍‍‌‌‍ ‍​‍​‍​ ‍‍​‍​‍‌ ​ ‌‍​‌‌‍ ‍‌‍‍‌‌ ‌​‌ ‍‌​‍ ‍‌‍‍‌‌‍ ​‍​‍​‍ ​​‍​‍‌‍‍​‌ ​‍‌‍‌‌‌‍‌‍​‍​‍​ ‍‍​‍​‍‌‍‍​‌ ‌​‌ ‌​‌ ​​‌ ​ ​ ‍‍​‍ ​‍ ‌ ​ ‌‍​‌‌‍‌‍​ ​‍​ ​​​ ​‍​ ‌‌​‍ ‍‌ ​ ‌‍​‌‌‍ ‍‌‍‍‌‌ ‌​‌ ‍‌​‍ ‍‌ ​ ‌ ‌​‌ ‌‌‌‍‌​‌‍‍‌‌‍ ​‍ ‌‍‍‌‌‍ ‍‌ ‌​‌‍‌‌‌‍ ‍‌ ‌​​‍ ‌‍‌‌‌‍‌​‌‍‍‌‌ ‌​​‍ ‌‍ ‌‌‍ ‌‍‌​‌‍‌‌​ ‌‌ ​​‌ ​‍‌‍‌‌‌ ​ ‌‍‌‌‌‍ ‍‌ ‌​‌‍​‌‌ ‌​‌‍‍‌‌‍ ‌‍ ‍​ ‍ ‌‍‍‌‌‍‌​​ ‌​ ‍‌‌‍​ ​ ‌ ​ ​‌‌‍‌‍‌‍​ ​ ‌‍​ ‌‍​‍ ‌​ ‍‌​ ‍​‌‍​‌​ ​‌​‍ ‌​ ‌​​ ‍‌​ ​‌​ ​ ​‍ ‌‌‍​‌‌‍​‍​ ​​​ ‌​​‍ ‌‌‍‌​‌‍​‌​ ​‌​ ‌​​ ‍​​ ‌‍​ ​​‌‍‌​‌‍‌‌​ ​ ‌‍‌‌‌‍‌​​ ‍ ‌ ‌​‌ ‍‌‌ ​​‌‍‌‌​ ‌‌‍​‌‌ ‌‌‌ ‌​‌‍‍​‌‍ ‌ ​‍​ ‍ ‌ ​​‌‍​‌‌ ‌​‌‍‍​​ ‌‌‍ ‍‌‍​‌‌‍ ‌‌‍‌‌​ ‌‍​‍‌‍​‌‌ ​ ‌‍‌‌‌‌‌‌‌ ​‍‌‍ ​​ ‌‌‍‍​‌ ‌​‌ ‌​‌ ​​‌ ​ ​‍‌‌​ ​ ‌​​‌​‍‌‌​ ​‍‌​‌‍​‍‌‌​ ​‍‌​‌‍‌ ​ ‌‍​‌‌‍‌‍​ ​‍​ ​​​ ​‍​ ‌‌​‍ ‍‌ ​ ‌‍​‌‌‍ ‍‌‍‍‌‌ ‌​‌ ‍‌​‍ ‍‌ ​ ‌ ‌​‌ ‌‌‌‍‌​‌‍‍‌‌‍ ​‍‌‍‌‍‍‌‌‍‌​​ ‌​ ‍‌‌‍​ ​ ‌ ​ ​‌‌‍‌‍‌‍​ ​ ‌‍​ ‌‍​‍ ‌​ ‍‌​ ‍​‌‍​‌​ ​‌​‍ ‌​ ‌​​ ‍‌​ ​‌​ ​ ​‍ ‌‌‍​‌‌‍​‍​ ​​​ ‌​​‍ ‌‌‍‌​‌‍​‌​ ​‌​ ‌​​ ‍​​ ‌‍​ ​​‌‍‌​‌‍‌‌​ ​ ‌‍‌‌‌‍‌​​‍‌‍‌ ‌​‌ ‍‌‌ ​​‌‍‌‌​ ‌‌‍​‌‌ ‌‌‌ ‌​‌‍‍​‌‍ ‌ ​‍​‍‌‍‌ ​​‌‍​‌‌ ‌​‌‍‍​​ ‌‌‍ ‍‌‍​‌‌‍ ‌‌‍‌‌​‍‌‍‌ ​​‌‍‌‌‌ ​‍‌ ​ ‌ ​​‌‍‌‌‌‍​ ‌ ‌​‌‍‍‌‌ ‌‍‌‍‌‌​ ‌‌ ​​‌ ‌‌‌‍​‍‌‍ ​‌‍‍‌‌ ​ ‌‍‍​‌‍‌‌‌‍‌​​‍​‍‌ ‌ ↗